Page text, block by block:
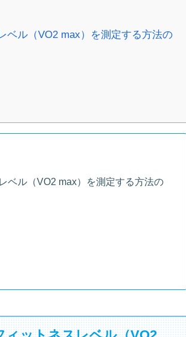
ベル（VO2 max）を測定する方法の
ベル（VO2 max）を測定する方法の